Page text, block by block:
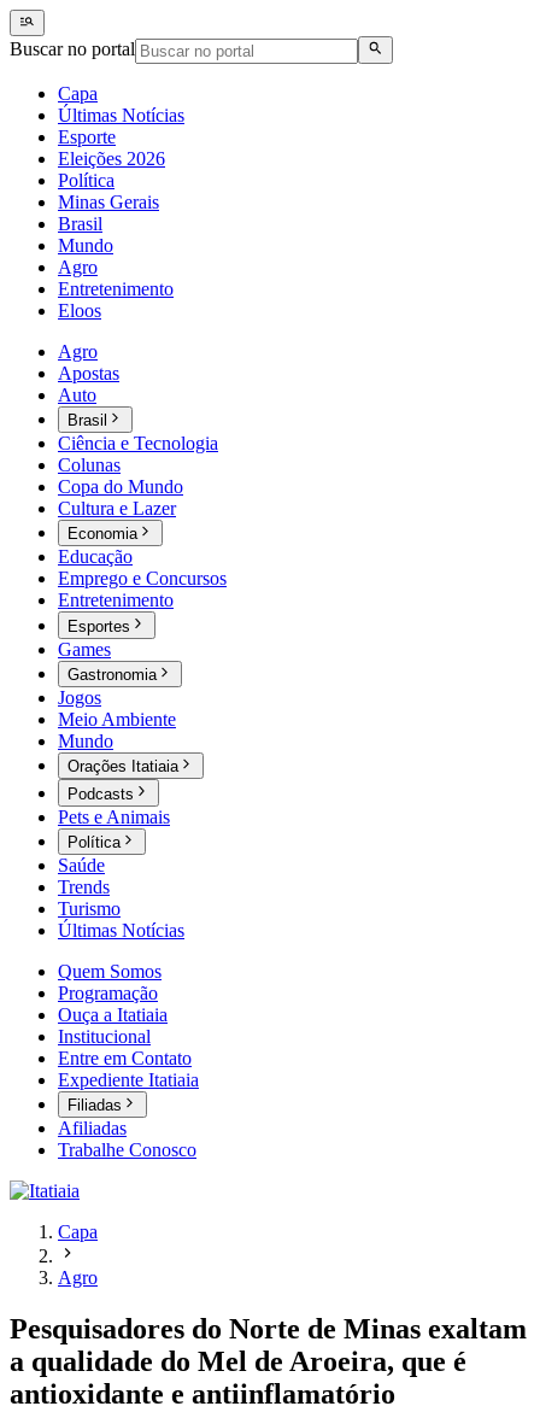
Buscar no portal
Capa
Últimas Notícias
Esporte
Eleições 2026
Política
Minas Gerais
Brasil
Mundo
Agro
Entretenimento
Eloos
Agro
Apostas
Auto
Brasil
Ciência e Tecnologia
Colunas
Copa do Mundo
Cultura e Lazer
Economia
Educação
Emprego e Concursos
Entretenimento
Esportes
Games
Gastronomia
Jogos
Meio Ambiente
Mundo
Orações Itatiaia
Podcasts
Pets e Animais
Política
Saúde
Trends
Turismo
Últimas Notícias
Quem Somos
Programação
Ouça a Itatiaia
Institucional
Entre em Contato
Expediente Itatiaia
Filiadas
Afiliadas
Trabalhe Conosco
Capa
Agro
Pesquisadores do Norte de Minas exaltam
a qualidade do Mel de Aroeira, que é
antioxidante e antiinflamatório